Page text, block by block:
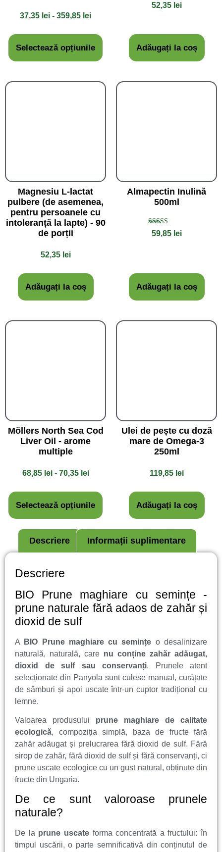
37,35 lei - 359,85 lei
Selectează opțiunile
52,35 lei
Adăugați la coș
Magnesiu L-lactat
pulbere (de asemenea,
pentru persoanele cu
intoleranță la lapte) - 90
de porții
52,35 lei
Adăugați la coș
Almapectin Inulină
500ml
Evaluat la
4.50
59,85 lei
Adăugați la coș
Möllers North Sea Cod
Liver Oil - arome
multiple
68,85 lei - 70,35 lei
Selectează opțiunile
Ulei de pește cu doză
mare de Omega-3
250ml
119,85 lei
Adăugați la coș
Descriere Informații suplimentare
Descriere
BIO Prune maghiare cu semințe -
prune naturale fără adaos de zahăr și
dioxid de sulf
A BIO Prune maghiare cu semințe o desalinizare
naturală, naturală, care nu conține zahăr adăugat,
dioxid de sulf sau conservanți. Prunele atent
selecționate din Panyola sunt culese manual, curățate
de sâmburi și apoi uscate într-un cuptor tradițional cu
lemne.
Valoarea produsului prune maghiare de calitate
ecologică, compoziția simplă, baza de fructe fără
zahăr adăugat și prelucrarea fără dioxid de sulf. Fără
sirop de zahăr, fără dioxid de sulf și fără conservanți, ci
prune uscate ecologice cu un gust natural, obținute din
fructe din Ungaria.
De ce sunt valoroase prunele
naturale?
De la prune uscateforma concentrată a fructului: în
timpul uscării, o parte semnificativă din conținutul de